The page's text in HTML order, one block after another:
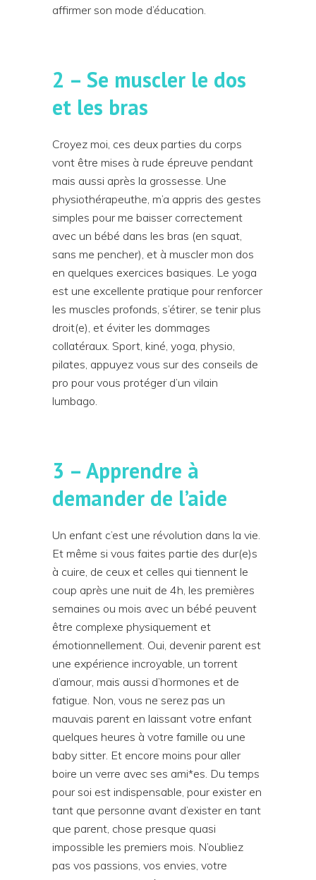
affirmer son mode d’éducation.
2 – Se muscler le dos
et les bras
Croyez moi, ces deux parties du corps
vont être mises à rude épreuve pendant
mais aussi après la grossesse. Une
physiothérapeuthe, m’a appris des gestes
simples pour me baisser correctement
avec un bébé dans les bras (en squat,
sans me pencher), et à muscler mon dos
en quelques exercices basiques. Le yoga
est une excellente pratique pour renforcer
les muscles profonds, s’étirer, se tenir plus
droit(e), et éviter les dommages
collatéraux. Sport, kiné, yoga, physio,
pilates, appuyez vous sur des conseils de
pro pour vous protéger d’un vilain
lumbago.
3 – Apprendre à
demander de l’aide
Un enfant c’est une révolution dans la vie.
Et même si vous faites partie des dur(e)s
à cuire, de ceux et celles qui tiennent le
coup après une nuit de 4h, les premières
semaines ou mois avec un bébé peuvent
être complexe physiquement et
émotionnellement. Oui, devenir parent est
une expérience incroyable, un torrent
d’amour, mais aussi d’hormones et de
fatigue. Non, vous ne serez pas un
mauvais parent en laissant votre enfant
quelques heures à votre famille ou une
baby sitter. Et encore moins pour aller
boire un verre avec ses ami*es. Du temps
pour soi est indispensable, pour exister en
tant que personne avant d’exister en tant
que parent, chose presque quasi
impossible les premiers mois. N’oubliez
pas vos passions, vos envies, votre